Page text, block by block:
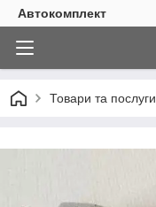
Автокомплект
Товари та послуги